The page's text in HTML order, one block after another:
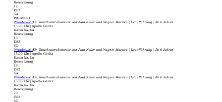
Reservierung
12
DEZ
SA
PREMIERE
WunderwahrEin Tanztheaterabenteuer von Alan Keller und Wagner Moreira | Uraufführung | Ab 6 Jahren
15:00 Uhr | Apollo Görlitz
Karten kaufen
Reservierung
13
DEZ
SO
WunderwahrEin Tanztheaterabenteuer von Alan Keller und Wagner Moreira | Uraufführung | Ab 6 Jahren
15:00 Uhr | Apollo Görlitz
Karten kaufen
Reservierung
19
DEZ
SA
WunderwahrEin Tanztheaterabenteuer von Alan Keller und Wagner Moreira | Uraufführung | Ab 6 Jahren
15:00 Uhr | Apollo Görlitz
Karten kaufen
Reservierung
20
DEZ
SO